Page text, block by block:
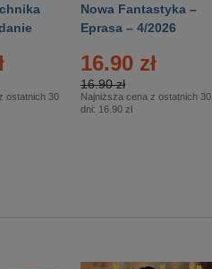
ostatnich 30
Nowa Fantastyka –
Eprasa – 4/2026
16.90 zł
16.90 zł
Najniższa cena z ostatnich 30
dni: 16.90 zł